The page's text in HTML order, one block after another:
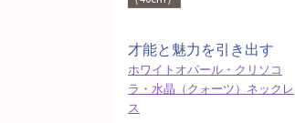
才能と魅力を引き出す
ホワイトオパール・クリソコ
ラ・水晶（クォーツ）ネックレ
ス